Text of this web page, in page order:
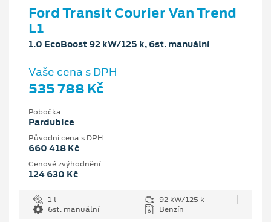
Ford Transit Courier Van Trend
L1
1.0 EcoBoost 92 kW/125 k, 6st. manuální
Vaše cena s DPH
535 788 Kč
Pobočka
Pardubice
Původní cena s DPH
660 418 Kč
Cenové zvýhodnění
124 630 Kč
1 l
92 kW/125 k
6st. manuální
Benzín